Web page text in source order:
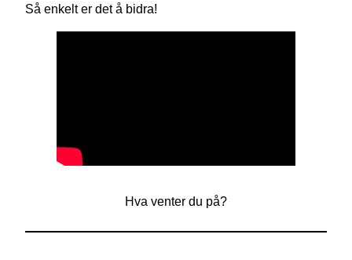
Så enkelt er det å bidra!
Hva venter du på?